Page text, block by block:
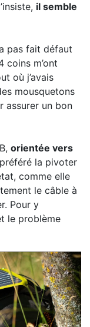
il semble
pas fait défaut
coins m’ont
où j’avais
mousquetons
assurer un bon
orientée vers
préféré la pivoter
comme elle
le câble à
Pour y
le problème